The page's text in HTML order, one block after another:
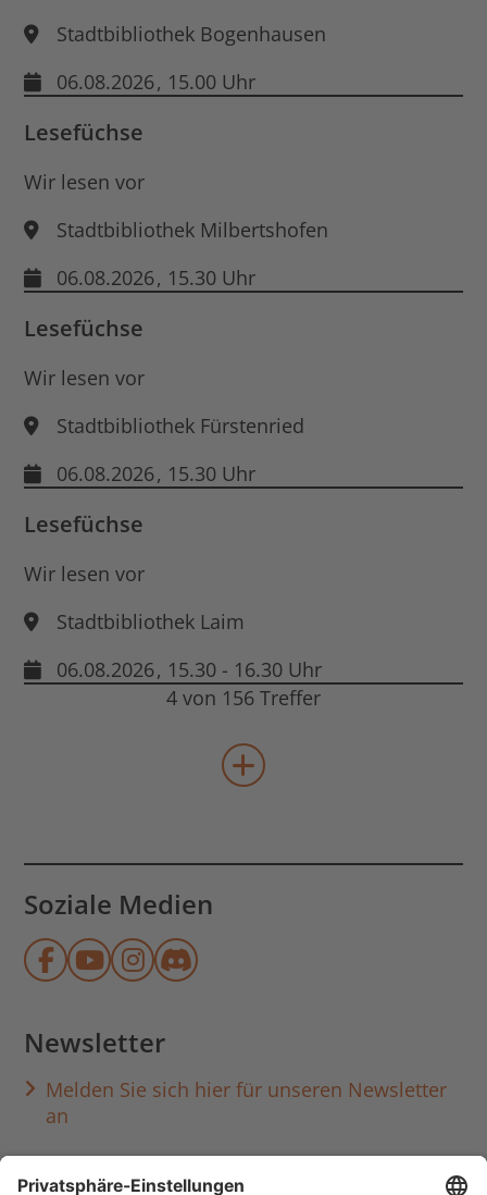
Stadtbibliothek Bogenhausen
06.08.2026, 15.00 Uhr
Lesefüchse
Wir lesen vor
Stadtbibliothek Milbertshofen
06.08.2026, 15.30 Uhr
Lesefüchse
Wir lesen vor
Stadtbibliothek Fürstenried
06.08.2026, 15.30 Uhr
Lesefüchse
Wir lesen vor
Stadtbibliothek Laim
06.08.2026, 15.30 - 16.30 Uhr
4 von 156 Treffer
mehr Veranstaltungen
Soziale Medien
Münchner Stadtbibliothek auf
Münchner Stadtbibliothek auf
Münchner Stadtbibliothek
Münchner
Newsletter
Melden Sie sich hier für unseren Newsletter
an